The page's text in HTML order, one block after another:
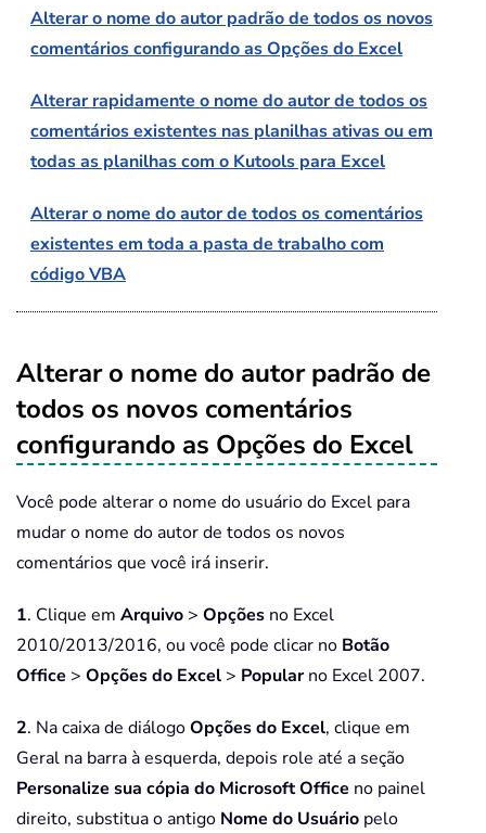
Alterar o nome do autor padrão de todos os novos
comentários configurando as Opções do Excel
Alterar rapidamente o nome do autor de todos os
comentários existentes nas planilhas ativas ou em
todas as planilhas com o Kutools para Excel
Alterar o nome do autor de todos os comentários
existentes em toda a pasta de trabalho com
código VBA
Alterar o nome do autor padrão de
todos os novos comentários
configurando as Opções do Excel
Você pode alterar o nome do usuário do Excel para
mudar o nome do autor de todos os novos
comentários que você irá inserir.
1. Clique em Arquivo > Opções no Excel
2010/2013/2016, ou você pode clicar no Botão
Office > Opções do Excel > Popularno Excel 2007.
2. Na caixa de diálogoOpções do Excel, clique em
Geral na barra à esquerda, depois role até a seção
Personalize sua cópia do Microsoft Office no painel
direito, substitua o antigo Nome do Usuário pelo